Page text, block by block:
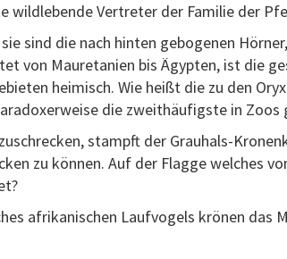
wildlebende Vertreter der Familie der
sind die nach hinten gebogenen
von Mauretanien bis Ägypten, ist die
heimisch. Wie heißt die zu den
die zweithäufigste in Zoos
stampft der Grauhals-
zu können. Auf der Flagge welches
afrikanischen Laufvogels krönen das